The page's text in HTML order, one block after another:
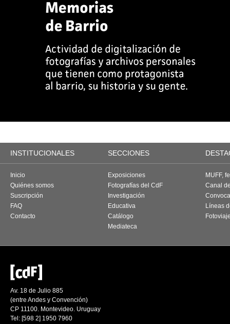
INSTITUCIONALES SECCIONES
Inicio
Quiénes somos
Suscripción
FAQ
Contacto
Exposiciones
Fotografías del CdF
Investigación
Educativa
Catálogo
Mediateca
MUFF,
Canal
Líneas
Av. 18 de Julio 885
(entre Andes y Convención)
CP 11100. Montevideo. Uruguay
Tel: [598 2] 1950 7960